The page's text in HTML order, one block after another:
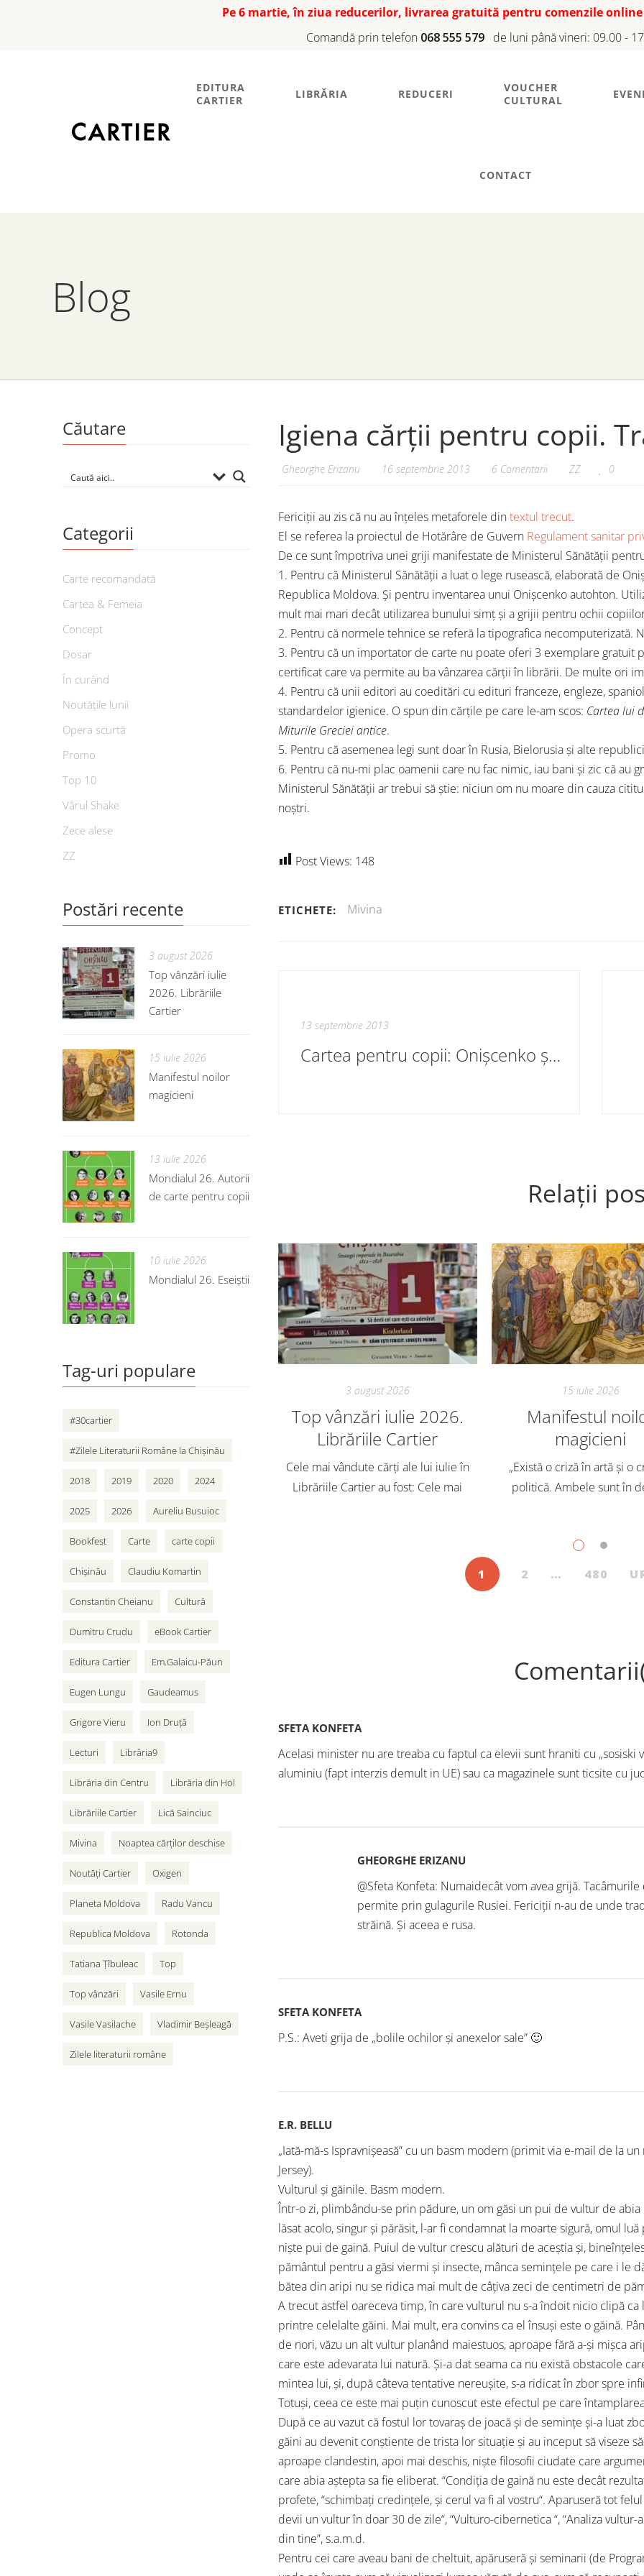
Pe 6 martie, în ziua reducerilor, livrarea gratuită pentru comenzile
Comandă prin telefon 068 555 579 de luni până vineri: 09.00 -
EDITURA
CARTIER
LIBRĂRIA REDUCERI
VOUCHER
CULTURAL
CONTACT
Blog
Igiena cărții pentru copii.
Gheorghe Erizanu 16 septembrie 2013 6 Comentarii ZZ 0
Fericiții au zis că nu au înțeles metaforele dintextul trecut.
El se referea la proiectul de Hotărâre de Guvern Regulament sanitar
De ce sunt împotriva unei griji manifestate de Ministerul Sănătății
1. Pentru că Ministerul Sănătății a luat o lege rusească, elaborată de
Republica Moldova. Și pentru inventarea unui Onișcenko autohton.
mult mai mari decât utilizarea bunului simț și a grijii pentru ochii
2. Pentru că normele tehnice se referă la tipografica necomputerizată.
3. Pentru că un importator de carte nu poate oferi 3 exemplare gratuit
certificat care va permite au ba vânzarea cărții în librării. De multe ori
4. Pentru că unii editori au coeditări cu edituri franceze, engleze,
standardelor igienice. O spun din cărțile pe care le-am scos: Cartea lui
Miturile Greciei antice.
5. Pentru că asemenea legi sunt doar în Rusia, Bielorusia și alte
6. Pentru că nu-mi plac oamenii care nu fac nimic, iau bani și zic că au
Ministerul Sănătății ar trebui să știe: niciun om nu moare din cauza
noștri.
Post Views: 148
ETICHETE: Mivina
13 septembrie 2013
Cartea pentru copii: Onișcenko și idioții fericiți
Relații
3 august 2026
Top vânzări iulie 2026.
Librăriile Cartier
Cele mai vândute cărți ale lui iulie în
Librăriile Cartier au fost: Cele mai
15 iulie 2026
Manifestul
magicieni
„Există o criză în artă și o
politică. Ambele sunt în
Situația poate fi salvată
1 2 … 480
SFETA KONFETA
Acelasi minister nu are treaba cu faptul ca elevii sunt hraniti cu „sosiski
aluminiu (fapt interzis demult in UE) sau ca magazinele sunt ticsite cu
GHEORGHE ERIZANU
@Sfeta Konfeta: Numaidecât vom avea grijă.
permite prin gulagurile Rusiei. Fericiții n-au de unde
străină. Și aceea e rusa.
SFETA KONFETA
P.S.: Aveti grija de „bolile ochilor şi anexelor sale” 🙂
E.R. BELLU
„Iată-mă-s Ispravnișeasă” cu un basm modern (primit via e-mail de la
Jersey).
Vulturul și găinile. Basm modern.
Într-o zi, plimbându-se prin pădure, un om găsi un pui de vultur de
lăsat acolo, singur și părăsit, l-ar fi condamnat la moarte sigură, omul
niște pui de gaină. Puiul de vultur crescu alături de aceștia și,
pământul pentru a găsi viermi și insecte, mânca semințele pe care i le
bătea din aripi nu se ridica mai mult de câțiva zeci de centimetri de
A trecut astfel oareceva timp, în care vulturul nu s-a îndoit nicio clipă
printre celelalte găini. Mai mult, era convins ca el însuși este o găină.
de nori, văzu un alt vultur planând maiestuos, aproape fără a-și mișca
care este adevarata lui natură. Și-a dat seama ca nu există obstacole
mintea lui, și, după câteva tentative nereușite, s-a ridicat în zbor spre
Totuși, ceea ce este mai puțin cunoscut este efectul pe care
După ce au vazut că fostul lor tovaraș de joacă și de semințe și-a luat
găini au devenit conștiente de trista lor situație și au inceput să viseze
aproape clandestin, apoi mai deschis, niște filosofii ciudate care
care abia aștepta sa fie eliberat. “Condiția de gaină nu este decât
profete, “schimbați credințele, și cerul va fi al vostru“. Aparuseră tot
devii un vultur în doar 30 de zile“, “Vulturo-cibernetica “, “Analiza vultur-
din tine”, s.a.m.d.
Pentru cei care aveau bani de cheltuit, apăruseră și seminarii (de
Căutare
Categorii
Carte recomandată
Cartea & Femeia
Concept
Dosar
În curând
Noutățile lunii
Opera scurtă
Promo
Top 10
Vărul Shake
Zece alese
ZZ
Postări recente
3 august 2026
Top vânzări iulie
2026. Librăriile
Cartier
15 iulie 2026
Manifestul noilor
magicieni
13 iulie 2026
Mondialul 26. Autorii
de carte pentru copii
10 iulie 2026
Mondialul 26. Eseiștii
Tag-uri populare
#30cartier
#Zilele Literaturii Române la Chișinău
2018 2019 2020 2024
2025 2026 Aureliu Busuioc
Bookfest Carte carte copii
Chișinău Claudiu Komartin
Constantin Cheianu Cultură
Dumitru Crudu eBook Cartier
Editura Cartier Em.Galaicu-Păun
Eugen Lungu Gaudeamus
Grigore Vieru Ion Druță
Lecturi Librăria9
Librăria din Centru Librăria din Hol
Librăriile Cartier Lică Sainciuc
Mivina Noaptea cărților deschise
Noutăți Cartier Oxigen
Planeta Moldova Radu Vancu
Republica Moldova Rotonda
Tatiana Țîbuleac Top
Top vânzări Vasile Ernu
Vasile Vasilache Vladimir Beșleagă
Zilele literaturii române